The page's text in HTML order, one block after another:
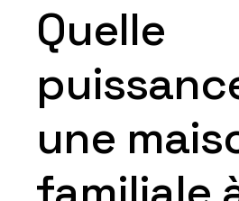
Quelle
une